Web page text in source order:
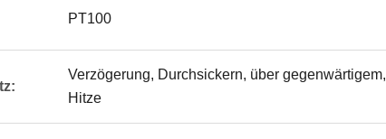
PT100
Verzögerung, Durchsickern, über gegenwärtigem,
Hitze